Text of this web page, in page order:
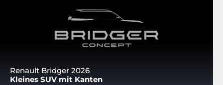
Renault Bridger 2026
Kleines SUV mit Kanten